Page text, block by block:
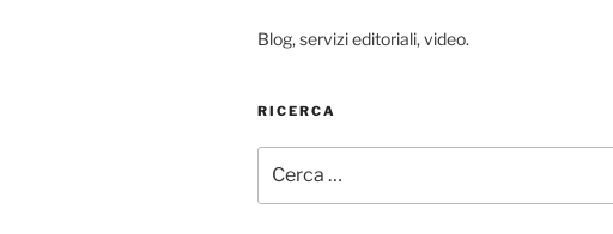
Blog, servizi editoriali, video.
RICERCA